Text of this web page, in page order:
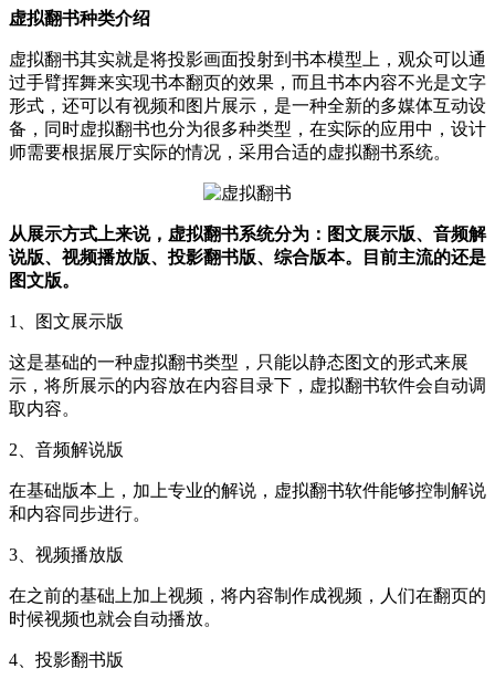
虚拟翻书种类介绍
虚拟翻书其实就是将投影画面投射到书本模型上，观众可以通
过手臂挥舞来实现书本翻页的效果，而且书本内容不光是文字
形式，还可以有视频和图片展示，是一种全新的多媒体互动设
备，同时虚拟翻书也分为很多种类型，在实际的应用中，设计
师需要根据展厅实际的情况，采用合适的虚拟翻书系统。
从展示方式上来说，虚拟翻书系统分为：图文展示版、音频解
说版、视频播放版、投影翻书版、综合版本。目前主流的还是
图文版。
1、图文展示版
这是基础的一种虚拟翻书类型，只能以静态图文的形式来展
示，将所展示的内容放在内容目录下，虚拟翻书软件会自动调
取内容。
2、音频解说版
在基础版本上，加上专业的解说，虚拟翻书软件能够控制解说
和内容同步进行。
3、视频播放版
在之前的基础上加上视频，将内容制作成视频，人们在翻页的
时候视频也就会自动播放。
4、投影翻书版